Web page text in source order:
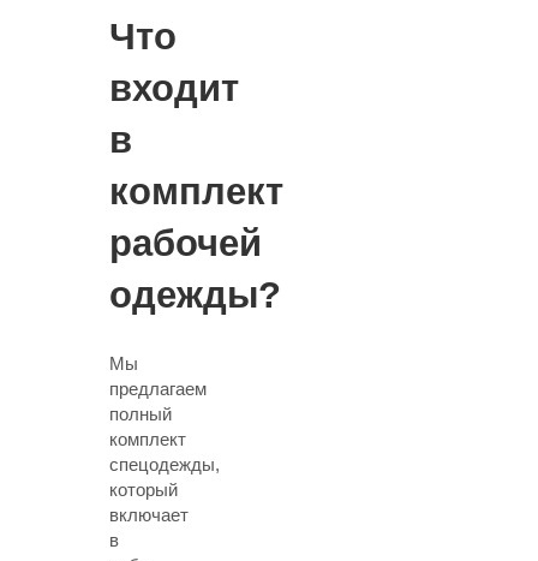
Что
входит
в
комплект
рабочей
одежды?
Мы
предлагаем
полный
комплект
спецодежды,
который
включает
в